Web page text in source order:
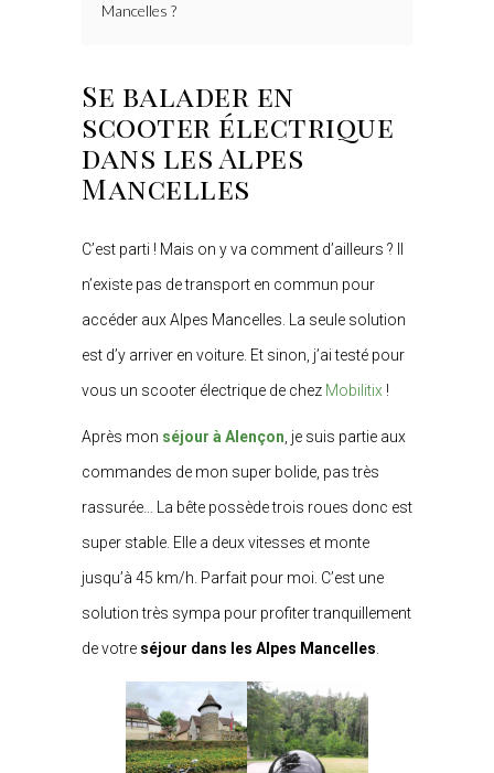
Mancelles ?
Se balader en
scooter électrique
dans les Alpes
Mancelles
C’est parti ! Mais on y va comment d’ailleurs ? Il
n’existe pas de transport en commun pour
accéder aux Alpes Mancelles. La seule solution
est d’y arriver en voiture. Et sinon, j’ai testé pour
vous un scooter électrique de chez Mobilitix !
Après mon séjour à Alençon , je suis partie aux
commandes de mon super bolide, pas très
rassurée… La bête possède trois roues donc est
super stable. Elle a deux vitesses et monte
jusqu’à 45 km/h. Parfait pour moi. C’est une
solution très sympa pour profiter tranquillement
de votre séjour dans les Alpes Mancelles